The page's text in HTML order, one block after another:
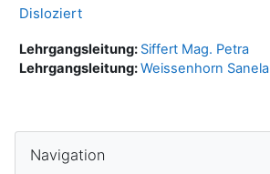
Disloziert
Lehrgangsleitung: Siffert Mag. Petra
Lehrgangsleitung:Weissenhorn Sanela
Blöcke
Navigation